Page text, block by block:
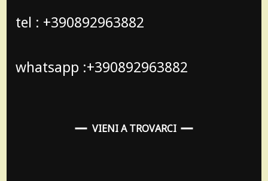
tel : +390892963882
whatsapp :+390892963882
VIENI A TROVARCI